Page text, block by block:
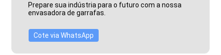
Prepare sua indústria para o futuro com a nossa
envasadora de garrafas.
Cote via WhatsApp